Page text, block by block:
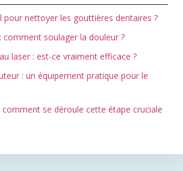
pour nettoyer les gouttières dentaires ?
comment soulager la douleur ?
laser : est-ce vraiment efficace ?
: un équipement pratique pour le
se déroule cette étape cruciale